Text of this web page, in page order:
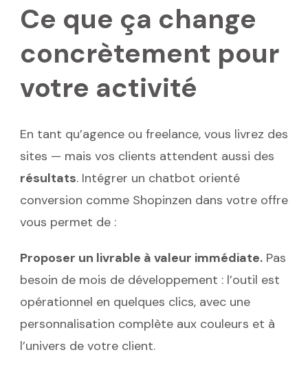
Ce que ça change
concrètement pour
votre activité
En tant qu’agence ou freelance, vous livrez des
sites — mais vos clients attendent aussi des
résultats. Intégrer un chatbot orienté
conversion comme Shopinzen dans votre offre
vous permet de :
Proposer un livrable à valeur immédiate. Pas
besoin de mois de développement : l’outil est
opérationnel en quelques clics, avec une
personnalisation complète aux couleurs et à
l’univers de votre client.